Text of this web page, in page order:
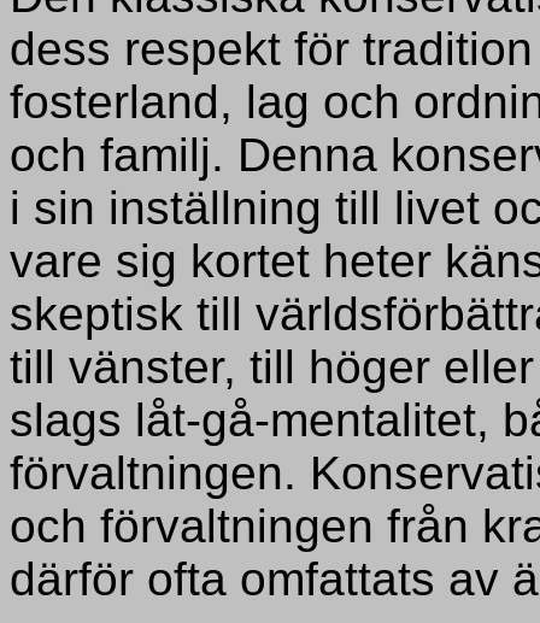
dess respekt för
fosterland, lag och
och familj. Denna
i sin inställning till livet
vare sig kortet heter
skeptisk till
till vänster, till höger
slags låt-gå-mentalitet,
förvaltningen.
och förvaltningen från
därför ofta omfattats av